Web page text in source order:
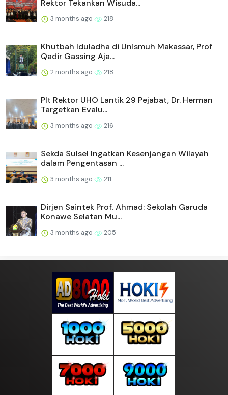
Rektor Tekankan Wisuda...
3 months ago 218
Khutbah Iduladha di Unismuh Makassar, Prof
Qadir Gassing Aja...
2 months ago 218
Plt Rektor UHO Lantik 29 Pejabat, Dr. Herman
Targetkan Evalu...
3 months ago 216
Sekda Sulsel Ingatkan Kesenjangan Wilayah
dalam Pengentasan ...
3 months ago 211
Dirjen Saintek Prof. Ahmad: Sekolah Garuda
Konawe Selatan Mu...
3 months ago 205